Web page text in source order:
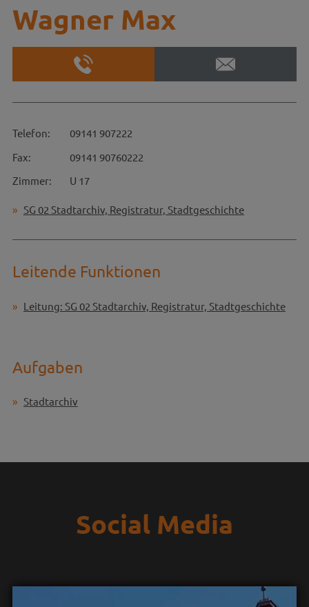
Wagner Max
Telefon:
09141 907222
Fax:
09141 90760222
Zimmer:
U 17
SG 02 Stadtarchiv, Registratur, Stadtgeschichte
Leitende Funktionen
Leitung: SG 02 Stadtarchiv, Registratur, Stadtgeschichte
Aufgaben
Stadtarchiv
Social Media